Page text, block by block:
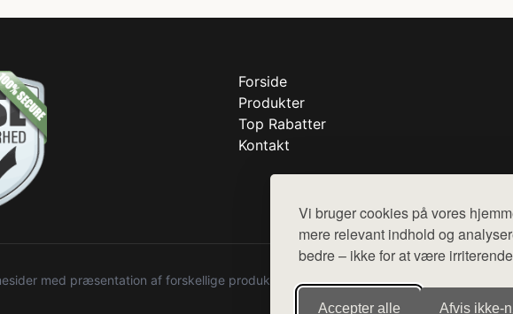
Vi bruger cookies på vores
mere relevant indhold og
bedre – ikke for at være
Accepter alle Afvis
Forside
Produkter
Top Rabatter
Kontakt
med præsentation af forskellige produkter fra diverse webshops. Der sælges